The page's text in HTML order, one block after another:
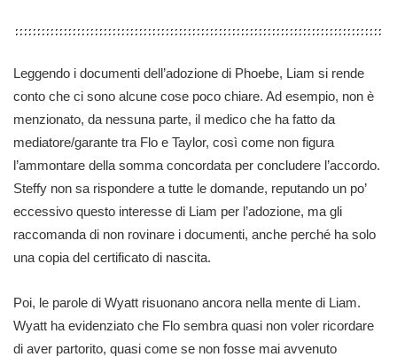
Leggendo i documenti dell’adozione di Phoebe, Liam si rende
conto che ci sono alcune cose poco chiare. Ad esempio, non è
menzionato, da nessuna parte, il medico che ha fatto da
mediatore/garante tra Flo e Taylor, così come non figura
l’ammontare della somma concordata per concludere l’accordo.
Steffy non sa rispondere a tutte le domande, reputando un po’
eccessivo questo interesse di Liam per l’adozione, ma gli
raccomanda di non rovinare i documenti, anche perché ha solo
una copia del certificato di nascita.
Poi, le parole di Wyatt risuonano ancora nella mente di Liam.
Wyatt ha evidenziato che Flo sembra quasi non voler ricordare
di aver partorito, quasi come se non fosse mai avvenuto